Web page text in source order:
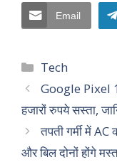
Email
Categories
Tech
Google Pixel
हजारों रुपये सस्ता,
तपती गर्मी में
और बिल दोनों होंगे